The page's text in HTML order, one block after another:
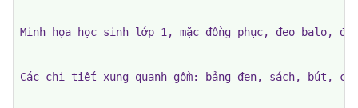
Minh họa học sinh lớp 1, mặc đồng phục, đeo balo,
Các chi tiết xung quanh gồm: bảng đen, sách, bút,